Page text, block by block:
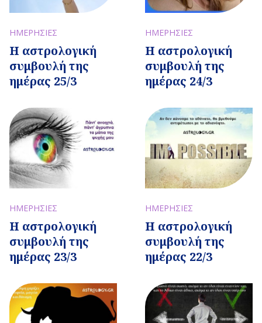
ΗΜΕΡΗΣΙΕΣ
Η αστρολογική
συμβουλή της
ημέρας 25/3
ΗΜΕΡΗΣΙΕΣ
Η αστρολογική
συμβουλή της
ημέρας 24/3
ΗΜΕΡΗΣΙΕΣ
Η αστρολογική
συμβουλή της
ημέρας 23/3
ΗΜΕΡΗΣΙΕΣ
Η αστρολογική
συμβουλή της
ημέρας 22/3